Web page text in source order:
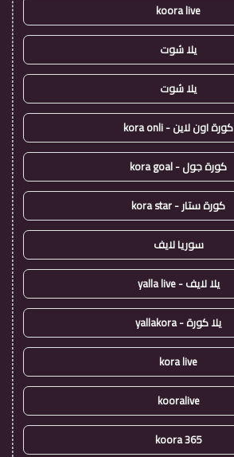
koora live
يلا شوت
يلا شوت
كورة اون لاين - kora onli
كورة جول - kora goal
كورة ستار - kora star
سوريا لايف
يلا لايف - yalla live
يلا كورة - yallakora
kora live
kooralive
koora 365